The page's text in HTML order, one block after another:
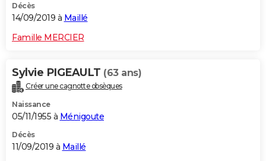
Décès
14/09/2019 à Maillé
Famille MERCIER
Sylvie PIGEAULT (63 ans)
Créer une cagnotte obsèques
Naissance
05/11/1955 à Ménigoute
Décès
11/09/2019 à Maillé